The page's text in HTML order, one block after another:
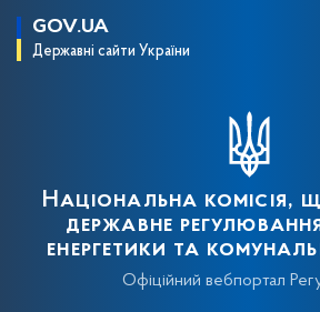
GOV.UA
Державні сайти України
Національна комісія,
державне
енергетики та
Офіційний вебпортал